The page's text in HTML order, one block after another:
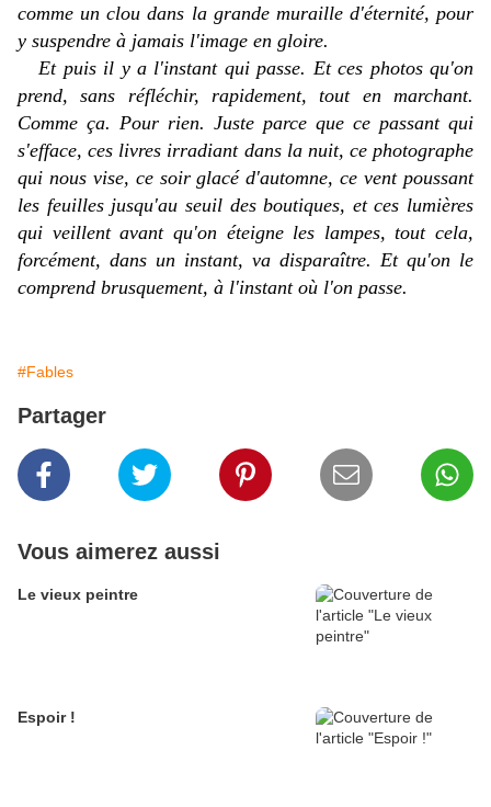
comme un clou dans la grande muraille d'éternité, pour
y suspendre à jamais l'image en gloire.
Et puis il y a l'instant qui passe. Et ces photos qu'on
prend, sans réfléchir, rapidement, tout en marchant.
Comme ça. Pour rien. Juste parce que ce passant qui
s'efface, ces livres irradiant dans la nuit, ce photographe
qui nous vise, ce soir glacé d'automne, ce vent poussant
les feuilles jusqu'au seuil des boutiques, et ces lumières
qui veillent avant qu'on éteigne les lampes, tout cela,
forcément, dans un instant, va disparaître. Et qu'on le
comprend brusquement, à l'instant où l'on passe.
#Fables
Partager
Vous aimerez aussi
Le vieux peintre
Espoir !